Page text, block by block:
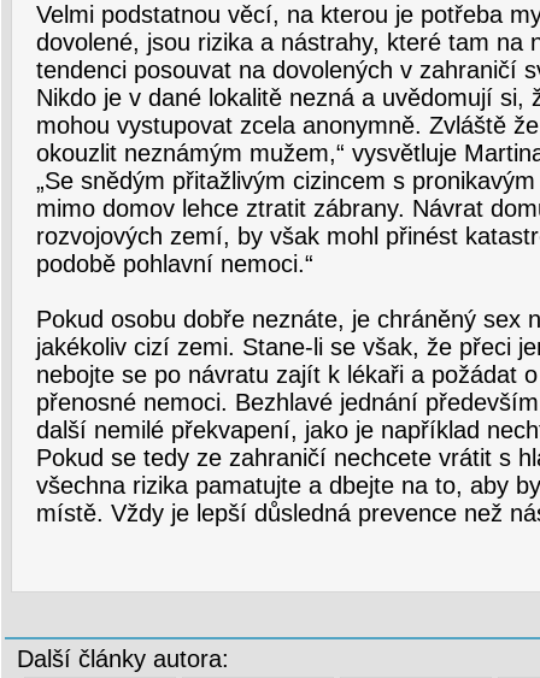
Velmi podstatnou věcí, na kterou je potřeba
dovolené, jsou rizika a nástrahy, které tam na
tendenci posouvat na dovolených v zahraničí
Nikdo je v dané lokalitě nezná a uvědomují si,
mohou vystupovat zcela anonymně. Zvláště
okouzlit neznámým mužem,“ vysvětluje
„Se snědým přitažlivým cizincem s
mimo domov lehce ztratit zábrany. Návrat
rozvojových zemí, by však mohl přinést
podobě pohlavní nemoci.“
Pokud osobu dobře neznáte, je chráněný sex
jakékoliv cizí zemi. Stane-li se však, že přeci
nebojte se po návratu zajít k lékaři a požádat
přenosné nemoci. Bezhlavé jednání
další nemilé překvapení, jako je například
Pokud se tedy ze zahraničí nechcete vrátit s
všechna rizika pamatujte a dbejte na to, aby
místě. Vždy je lepší důsledná prevence než
Další články autora: